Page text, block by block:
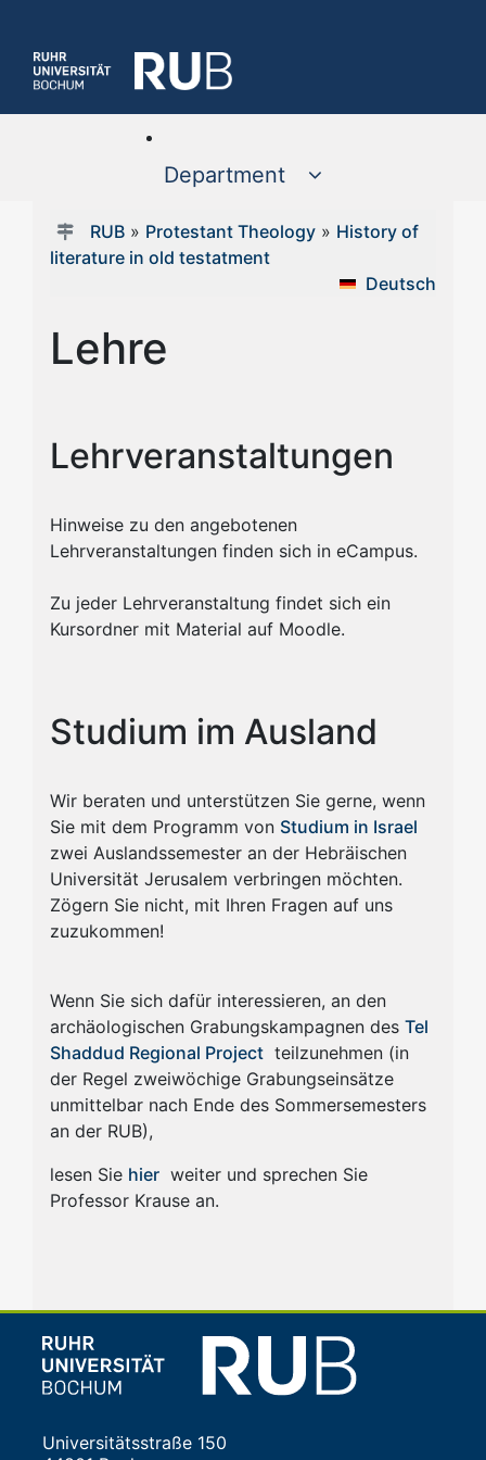
Department
RUB» Protestant Theology» History of
literature in old testatment
Deutsch
Lehre
Lehrveranstaltungen
Hinweise zu den angebotenen
Lehrveranstaltungen finden sich in eCampus.
Zu jeder Lehrveranstaltung findet sich ein
Kursordner mit Material auf Moodle.
Studium im Ausland
Wir beraten und unterstützen Sie gerne, wenn
Sie mit dem Programm von Studium in Israel
zwei Auslandssemester an der Hebräischen
Universität Jerusalem verbringen möchten.
Zögern Sie nicht, mit Ihren Fragen auf uns
zuzukommen!
Wenn Sie sich dafür interessieren, an den
archäologischen Grabungskampagnen des Tel
Shaddud Regional Project teilzunehmen (in
der Regel zweiwöchige Grabungseinsätze
unmittelbar nach Ende des Sommersemesters
an der RUB),
lesen Sie hier weiter und sprechen Sie
Professor Krause an.
Universitätsstraße 150